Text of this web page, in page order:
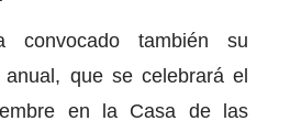
convocado también su
anual, que se celebrará el
en la Casa de las